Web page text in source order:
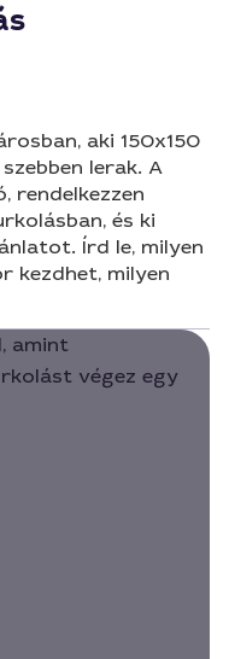
aki 150x150
lerak. A
rendelkezzen
és ki
Írd le, milyen
kezdhet, milyen